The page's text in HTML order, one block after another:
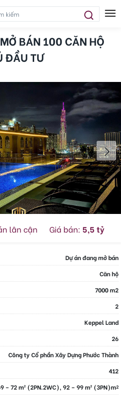
BÁN 100 CĂN HỘ
ĐẦU TƯ
lân cận Giá bán: 5,5 tỷ
Dự án đang mở bán
Căn hộ
7000 m2
2
Keppel Land
26
Công ty Cổ phần Xây Dựng Phước Thành
412
– 72 m² (2PN.2WC), 92 – 99 m² (3PN)m2